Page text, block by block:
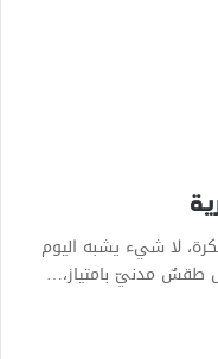
لا شيء يشبه اليوم
طقسٌ مدنيّ بامتياز،…